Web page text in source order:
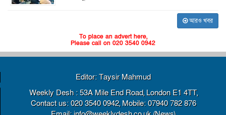
আরও খবর
To place an advert here,
Please call on 020 3540 0942
Editor: Taysir Mahmud
Weekly Desh : 53A Mile End Road, London E1 4TT,
Contact us: 020 3540 0942, Mobile: 07940 782 876